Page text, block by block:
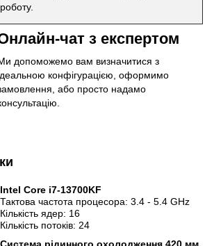
чат з експертом
допоможемо вам визначитися з
конфігурацією, оформимо
або просто надамо
Intel Core i7-13700KF
Тактова частота процесора: 3.4 - 5.4 GHz
Кількість ядер: 16
Кількість потоків: 24
Система рідинного охолодження 420 мм.